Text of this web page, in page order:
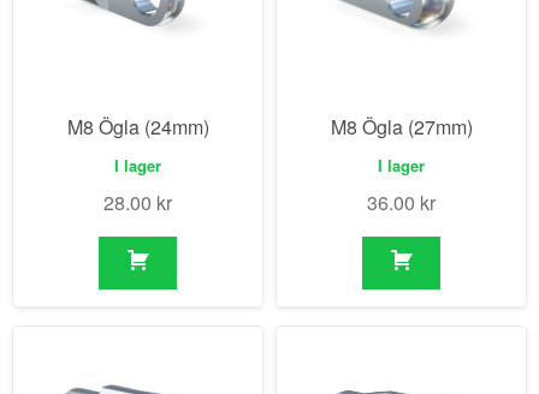
M8 Ögla (24mm)
I lager
28.00 kr
M8 Ögla (27mm)
I lager
36.00 kr